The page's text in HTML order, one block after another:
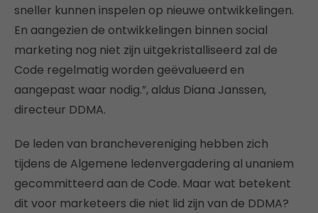
sneller kunnen inspelen op nieuwe ontwikkelingen.
En aangezien de ontwikkelingen binnen social
marketing nog niet zijn uitgekristalliseerd zal de
Code regelmatig worden geëvalueerd en
aangepast waar nodig.”, aldus Diana Janssen,
directeur DDMA.
De leden van branchevereniging hebben zich
tijdens de Algemene ledenvergadering al unaniem
gecommitteerd aan de Code. Maar wat betekent
dit voor marketeers die niet lid zijn van de DDMA?